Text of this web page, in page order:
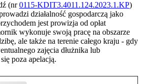
(nr0115-KDIT3.4011.124.2023.1.KP)
działalność gospodarczą jako
jest prowizja od opłat
wykonuje swoją pracę na obszarze
ale także na terenie całego kraju - gdy
zajęcia dłużnika lub
poza apelacją.